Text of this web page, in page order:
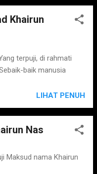
Khairun
terpuji, di rahmati
baik manusia
LIHAT PENUH
Nas
Maksud nama Khairun